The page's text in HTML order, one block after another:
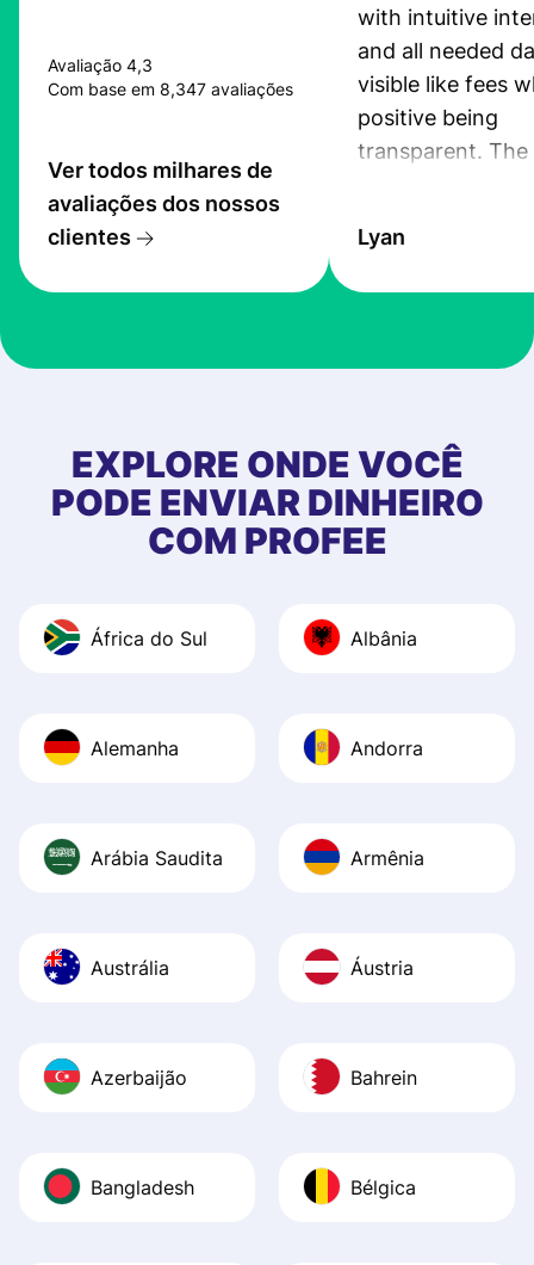
Avaliação 4,3
Com base em 8,347 avaliações
Ver todos milhares de
avaliações dos nossos
clientes
with intuitive
and all needed
visible like fees
positive being
transparent. The
the exchange
at Profee is very
first started
app, and they
quick to provide
and helpful
Recommend it!
Lyan
EXPLORE ONDE VOCÊ
PODE ENVIAR DINHEIRO
COM PROFEE
África do Sul Albânia
Alemanha Andorra
Arábia Saudita Armênia
Austrália Áustria
Azerbaijão Bahrein
Bangladesh Bélgica